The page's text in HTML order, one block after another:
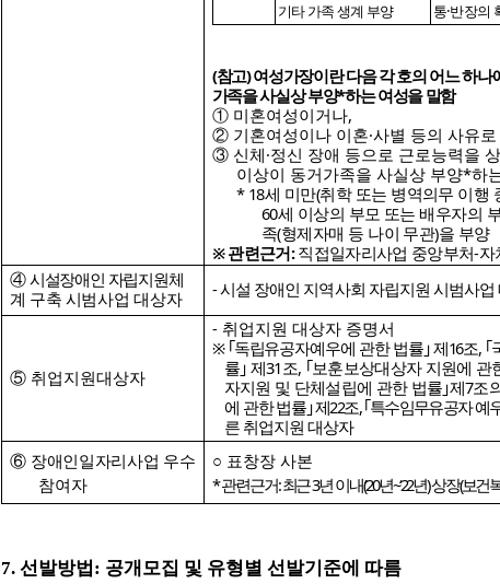
기타 가족 생계 부양
통·반장의
(참고)여성가장이란 다음 각 호의 어느 하
가족을 사실상 부양*하는 여성을 말함
① 미혼여성이거나,
② 기혼여성이나 이혼·사별 등의 사유
③ 신체·정신 장애 등으로 근로능력을
이상이 동거가족을 사실상 부양*하
* 18세 미만(취학 또는 병역의무 이행
60세 이상의 부모 또는 배우자의
족(형제자매 등 나이 무관)을 부양
※관련근거:직접일자리사업 중앙부처-자
④ 시설장애인 자립지원체
계 구축 시범사업 대상자 -시설 장애인 지역사회 자립지원 시범사
⑤ 취업지원대상자
- 취업지원 대상자 증명서
※ ｢독립유공자예우에 관한 법률｣제16조, ｢
률｣ 제31조, ｢보훈보상대상자 지원에 관
자지원 및 단체설립에 관한 법률 ｣제7조
에 관한 법률｣제22조,｢특수임무유공자 예
른 취업지원 대상자
⑥ 장애인일자리사업 우수
참여자
○ 표창장 사본
*관련근거:최근3년 이내(‘20년~‘22년)상장(보건
7. 선발방법 : 공개모집 및 유형별 선발기준에 따름